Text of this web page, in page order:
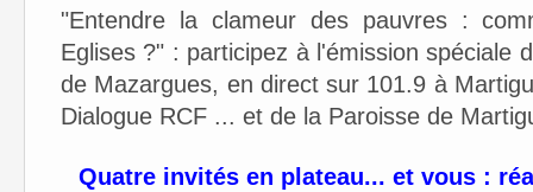
"Entendre la clameur des pauvres :
Eglises ?" : participez à l'émission spéciale
de Mazargues, en direct sur 101.9 à
Dialogue RCF ... et de la Paroisse de
Quatre invités en plateau... et vous :